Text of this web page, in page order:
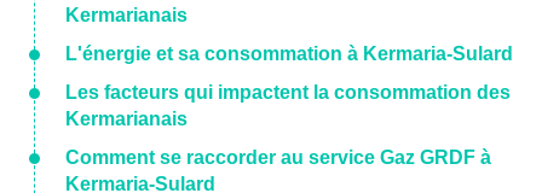
Kermarianais
L'énergie et sa consommation à Kermaria-Sulard
Les facteurs qui impactent la consommation des
Kermarianais
Comment se raccorder au service Gaz GRDF à
Kermaria-Sulard